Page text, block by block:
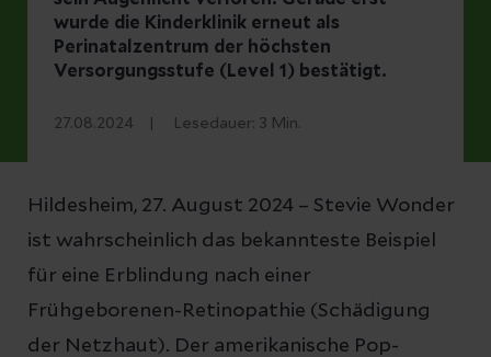
wurde die Kinderklinik erneut als
Perinatalzentrum der höchsten
Versorgungsstufe (Level 1) bestätigt.
27.08.2024 Lesedauer: 3 Min.
Hildesheim, 27. August 2024 – Stevie Wonder
ist wahrscheinlich das bekannteste Beispiel
für eine Erblindung nach einer
Frühgeborenen-Retinopathie (Schädigung
der Netzhaut). Der amerikanische Pop-